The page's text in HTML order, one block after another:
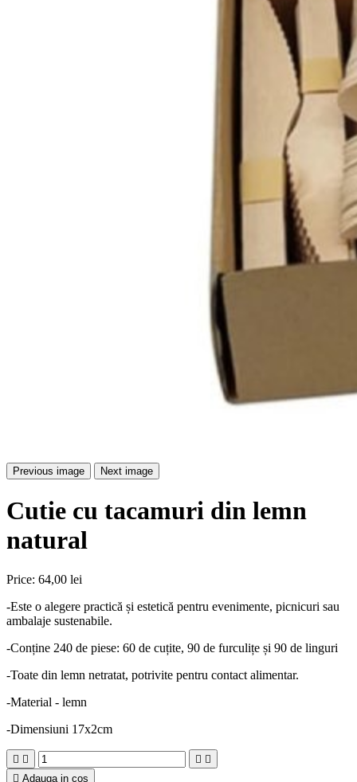
Previous image Next image
Cutie cu tacamuri din lemn
natural
Price: 64,00 lei
-Este o alegere practică și estetică pentru evenimente, picnicuri sau
ambalaje sustenabile.
-Conține 240 de piese: 60 de cuțite, 90 de furculițe și 90 de linguri
-Toate din lemn netratat, potrivite pentru contact alimentar.
-Material - lemn
-Dimensiuni 17x2cm
   
 Adauga in cos